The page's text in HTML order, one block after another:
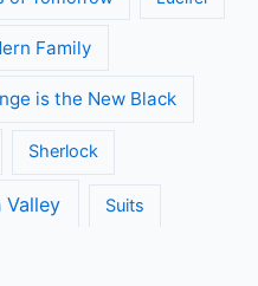
Family
is the New Black
Sherlock
Valley Suits